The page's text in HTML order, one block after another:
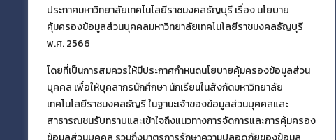
ประกาศมหาวิทยาลัยเทคโนโลยีราชมงคลธัญบุรี เรื่อง นโยบาย
คุ้มครองข้อมูลส่วนบุคคลมหาวิทยาลัยเทคโนโลยีราชมงคลธัญบุรี
พ.ศ. 2566
โดยที่เป็นการสมควรให้มีประกาศกำหนดนโยบายคุ้มครองข้อมูลส่วน
บุคคล เพื่อให้บุคลากรนักศึกษา นักเรียนในสังกัดมหาวิทยาลัย
เทคโนโลยีราชมงคลธัญรี ในฐานะเจ้าของข้อมูลส่วนบุคคลและ
สาธารณชนรับทราบและเข้าใจถึงแนวทางการจัดการและการคุ้มครอง
กองนโยบายและแผน มทร.ธัญบุรี
กองนโยบายและแผนมหาวิทยาลัยเทคโนโลยีราช
มงคลธัญบุรี
39 หมู่ที่ 1 ตำบลคลองหก อำเภอคลองหลวง